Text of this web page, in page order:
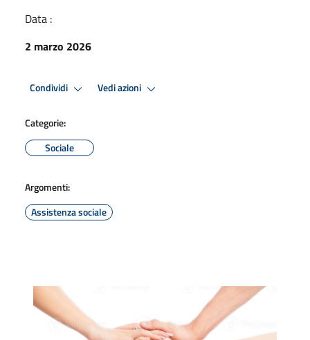
Data :
2 marzo 2026
Condividi Vedi azioni
Categorie:
Sociale
Argomenti:
Assistenza sociale